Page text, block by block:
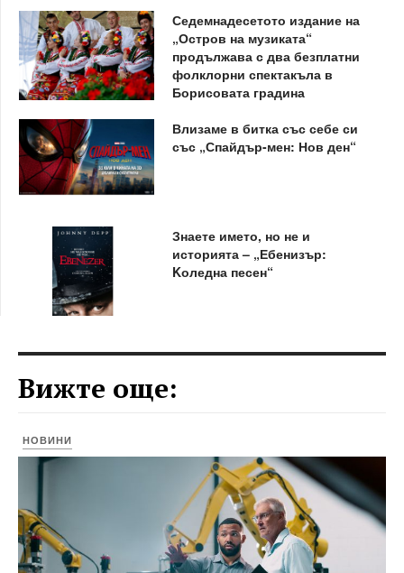
Седемнадесетото издание на
„Остров на музиката“
продължава с два безплатни
фолклорни спектакъла в
Борисовата градина
Влизаме в битка със себе си
със „Спайдър-мен: Нов ден“
Знаете името, но не и
историята – „Ебенизър:
Kоледна песен“
Вижте още:
НОВИНИ